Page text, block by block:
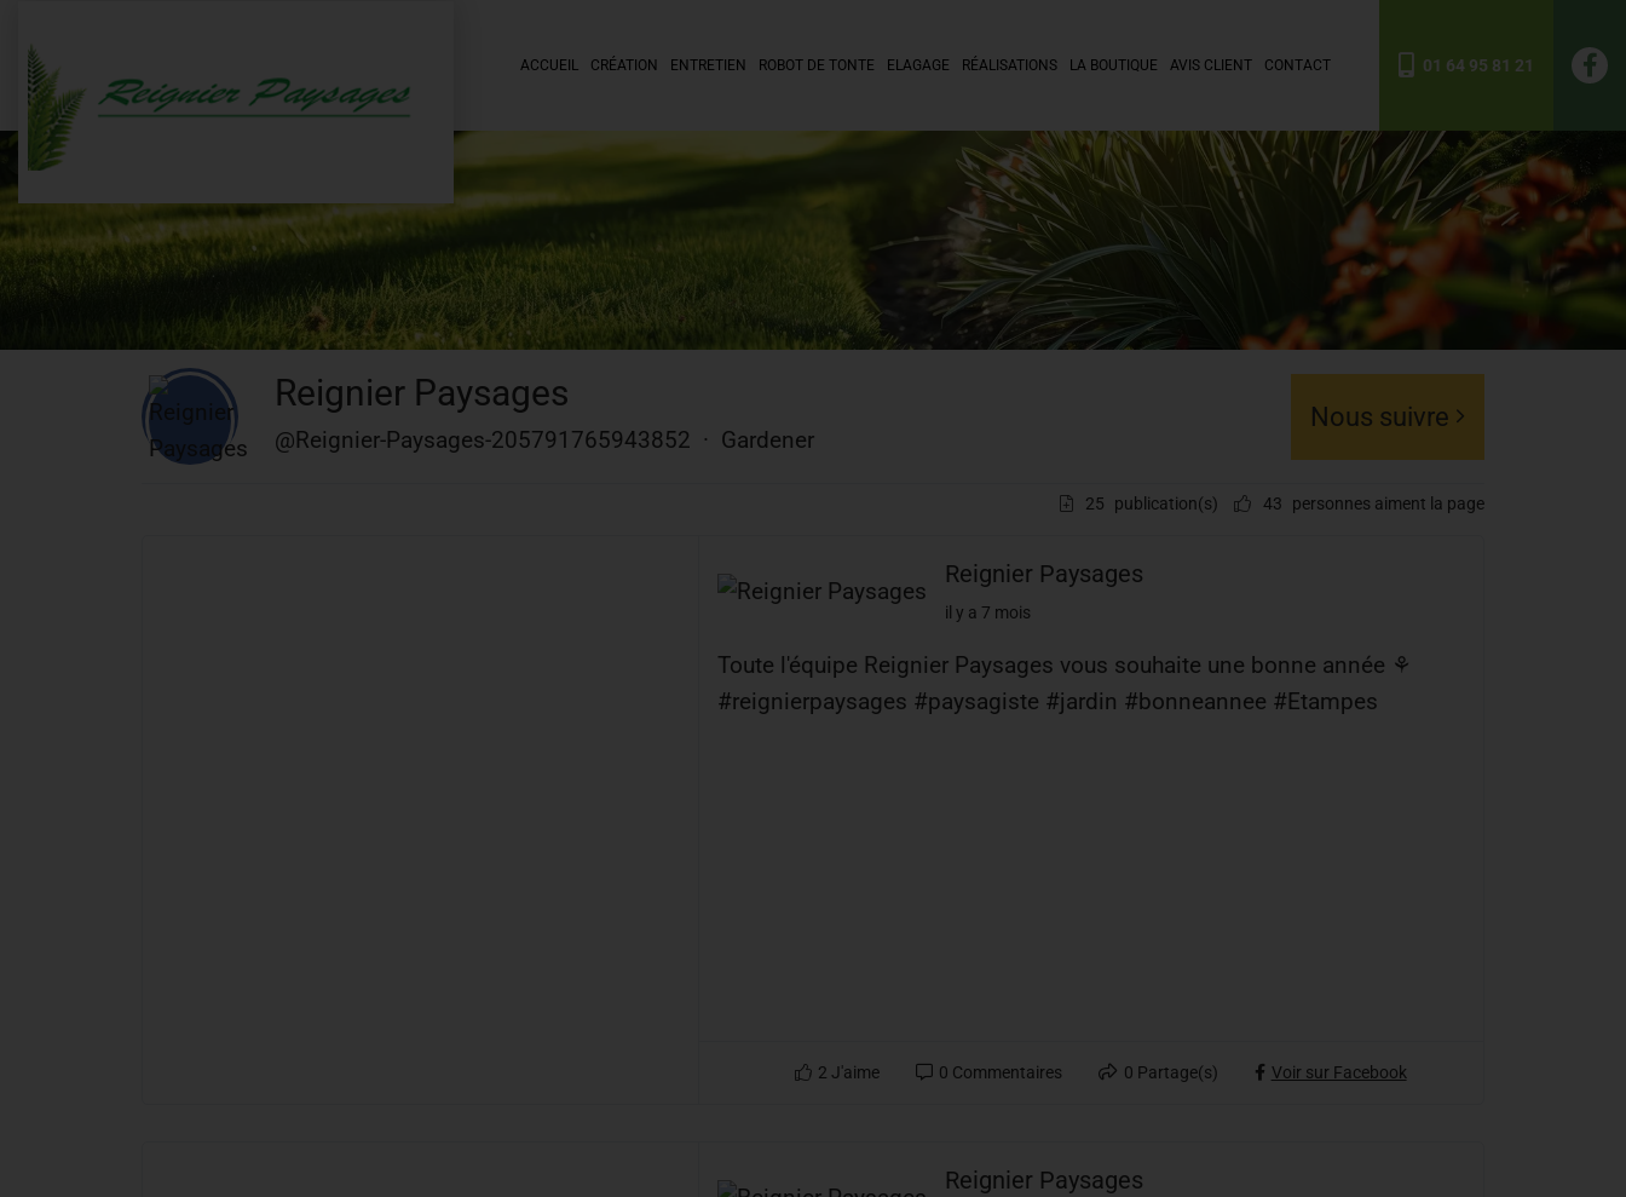
01 64 95 81 21
ACCUEIL CRÉATION ENTRETIEN ROBOT DE TONTE ELAGAGE RÉALISATIONS LA BOUTIQUE AVIS CLIENT CONTACT
Reignier Paysages
@Reignier-Paysages-205791765943852 · Gardener
Nous suivre
25 publication(s) 43 personnes aiment la page
Reignier Paysages
il y a 7 mois
Toute l'équipe Reignier Paysages vous souhaite une bonne année ⚘️
#reignierpaysages #paysagiste #jardin #bonneannee #Etampes
2 J'aime 0 Commentaires 0 Partage(s) Voir sur Facebook
Reignier Paysages